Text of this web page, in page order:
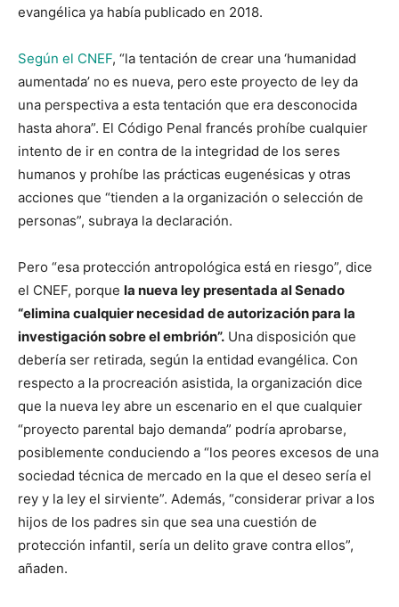
evangélica ya había publicado en 2018.
Según el CNEF, “la tentación de crear una ‘humanidad
aumentada’ no es nueva, pero este proyecto de ley da
una perspectiva a esta tentación que era desconocida
hasta ahora”. El Código Penal francés prohíbe cualquier
intento de ir en contra de la integridad de los seres
humanos y prohíbe las prácticas eugenésicas y otras
acciones que “tienden a la organización o selección de
personas”, subraya la declaración.
Pero “esa protección antropológica está en riesgo”, dice
el CNEF, porque la nueva ley presentada al Senado
“elimina cualquier necesidad de autorización para la
investigación sobre el embrión”. Una disposición que
debería ser retirada, según la entidad evangélica. Con
respecto a la procreación asistida, la organización dice
que la nueva ley abre un escenario en el que cualquier
“proyecto parental bajo demanda” podría aprobarse,
posiblemente conduciendo a “los peores excesos de una
sociedad técnica de mercado en la que el deseo sería el
rey y la ley el sirviente”. Además, “considerar privar a los
hijos de los padres sin que sea una cuestión de
protección infantil, sería un delito grave contra ellos”,
añaden.